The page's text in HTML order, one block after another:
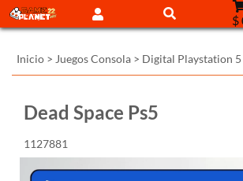
$
Inicio > Juegos Consola > Digital Playstation 5
Dead Space Ps5
1127881